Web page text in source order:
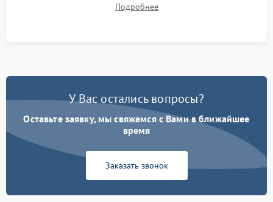
штатного слива и абсолютной сухости в поддоне.
Подробнее
У Вас остались вопросы?
Оставьте заявку, мы свяжемся с Вами в ближайшее
время
Заказать звонок